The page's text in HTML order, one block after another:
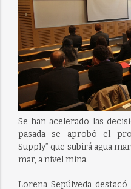
Se han acelerado las
pasada se aprobó el
Supply” que subirá agua
mar, a nivel mina.
Lorena Sepúlveda